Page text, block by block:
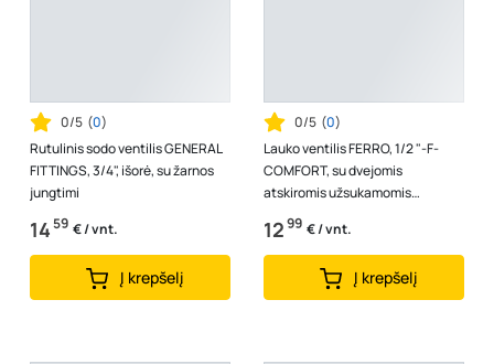
0/5 (0)
Rutulinis sodo ventilis GENERAL
FITTINGS, 3/4", išorė, su žarnos
jungtimi
1459 € / vnt.
Į krepšelį
0/5 (0)
Lauko ventilis FERRO, 1/2 "-F-
COMFORT, su dvejomis
atskiromis užsukamomis
jungtimis, ilga rankena, KCD1
1299 € / vnt.
Į krepšelį